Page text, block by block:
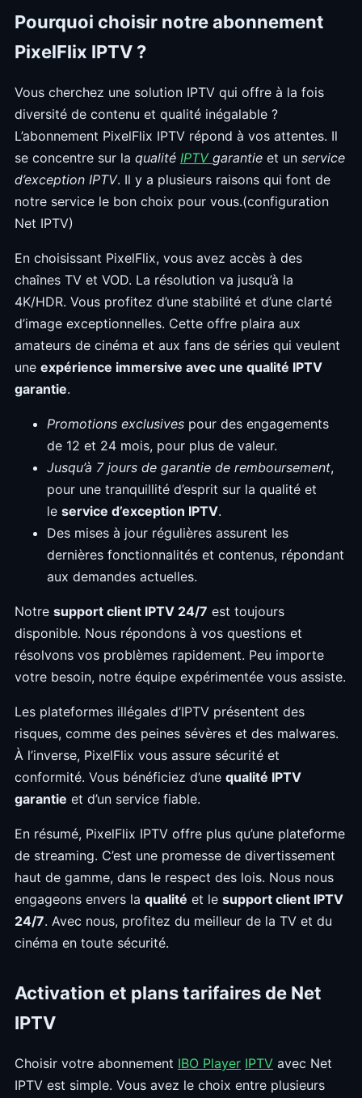
Pourquoi choisir notre abonnement
PixelFlix IPTV ?
Vous cherchez une solution IPTV qui offre à la fois
diversité de contenu et qualité inégalable ?
L’abonnement PixelFlix IPTV répond à vos attentes. Il
se concentre sur la qualité IPTV garantie et un service
d’exception IPTV. Il y a plusieurs raisons qui font de
notre service le bon choix pour vous.(configuration
Net IPTV)
En choisissant PixelFlix, vous avez accès à des
chaînes TV et VOD. La résolution va jusqu’à la
4K/HDR. Vous profitez d’une stabilité et d’une clarté
d’image exceptionnelles. Cette offre plaira aux
amateurs de cinéma et aux fans de séries qui veulent
une expérience immersive avec une qualité IPTV
garantie.
Promotions exclusives pour des engagements
de 12 et 24 mois, pour plus de valeur.
Jusqu’à 7 jours de garantie de remboursement,
pour une tranquillité d’esprit sur la qualité et
le service d’exception IPTV.
Des mises à jour régulières assurent les
dernières fonctionnalités et contenus, répondant
aux demandes actuelles.
Notre support client IPTV 24/7 est toujours
disponible. Nous répondons à vos questions et
résolvons vos problèmes rapidement. Peu importe
votre besoin, notre équipe expérimentée vous assiste.
Les plateformes illégales d’IPTV présentent des
risques, comme des peines sévères et des malwares.
À l’inverse, PixelFlix vous assure sécurité et
conformité. Vous bénéficiez d’une qualité IPTV
garantie et d’un service fiable.
En résumé, PixelFlix IPTV offre plus qu’une plateforme
de streaming. C’est une promesse de divertissement
haut de gamme, dans le respect des lois. Nous nous
engageons envers la qualité et le support client IPTV
24/7. Avec nous, profitez du meilleur de la TV et du
cinéma en toute sécurité.
Activation et plans tarifaires de Net
IPTV
Choisir votre abonnement IBO Player IPTV avec Net
IPTV est simple. Vous avez le choix entre plusieurs